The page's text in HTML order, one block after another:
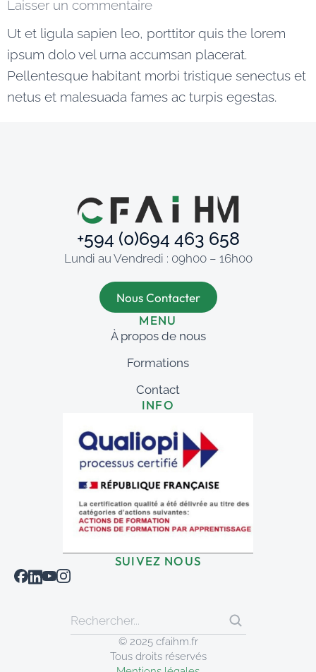
Laisser un commentaire
Ut et ligula sapien leo, porttitor quis the lorem
ipsum dolo vel urna accumsan placerat.
Pellentesque habitant morbi tristique senectus et
netus et malesuada fames ac turpis egestas.
+594 (0)694 463 658
Lundi au Vendredi : 09h00 – 16h00
Nous Contacter
MENU
À propos de nous
Formations
Contact
INFO
SUIVEZ NOUS
© 2025 cfaihm.fr
Tous droits réservés